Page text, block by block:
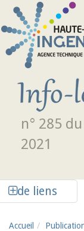
Aller au contenu
n° 285
2021
de liens
Accueil